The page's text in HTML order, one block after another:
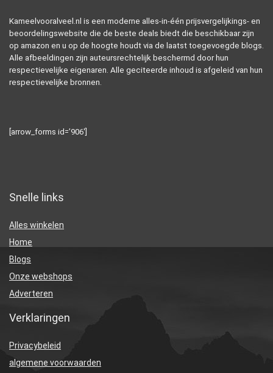
Kameelvooralveel.nl is een moderne alles-in-één prijsvergelijkings- en
beoordelingswebsite die de beste deals biedt die beschikbaar zijn
op amazon en u op de hoogte houdt via de laatst toegevoegde blogs.
Alle afbeeldingen zijn auteursrechtelijk beschermd door hun
respectievelijke eigenaren. Alle geciteerde inhoud is afgeleid van hun
respectievelijke bronnen.
[arrow_forms id=’906′]
Snelle links
Alles winkelen
Home
Blogs
Onze webshops
Adverteren
Verklaringen
Privacybeleid
algemene voorwaarden